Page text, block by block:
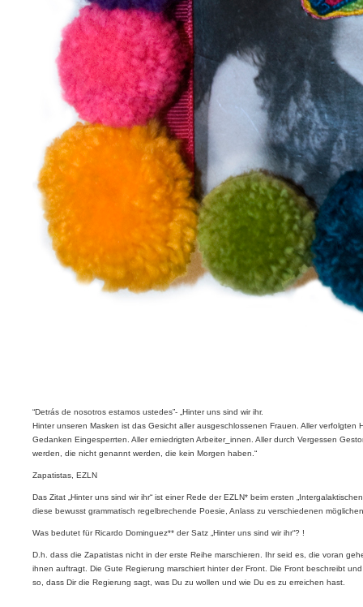
“Detrás de nosotros estamos ustedes”- „Hinter uns sind wir ihr.
Hinter unseren Masken ist das Gesicht aller ausgeschlossenen Frauen. Aller
Gedanken Eingesperrten. Aller erniedrigten Arbeiter_innen. Aller durch Vergessen
werden, die nicht genannt werden, die kein Morgen haben.“
Zapatistas, EZLN
Das Zitat „Hinter uns sind wir ihr“ ist einer Rede der EZLN* beim ersten
diese bewusst grammatisch regelbrechende Poesie, Anlass zu verschiedenen
Was bedutet für Ricardo Dominguez** der Satz „Hinter uns sind wir ihr“? !
D.h. dass die Zapatistas nicht in der erste Reihe marschieren. Ihr seid es, die voran
ihnen auftragt. Die Gute Regierung marschiert hinter der Front. Die Front beschreibt
so, dass Dir die Regierung sagt, was Du zu wollen und wie Du es zu erreichen hast.